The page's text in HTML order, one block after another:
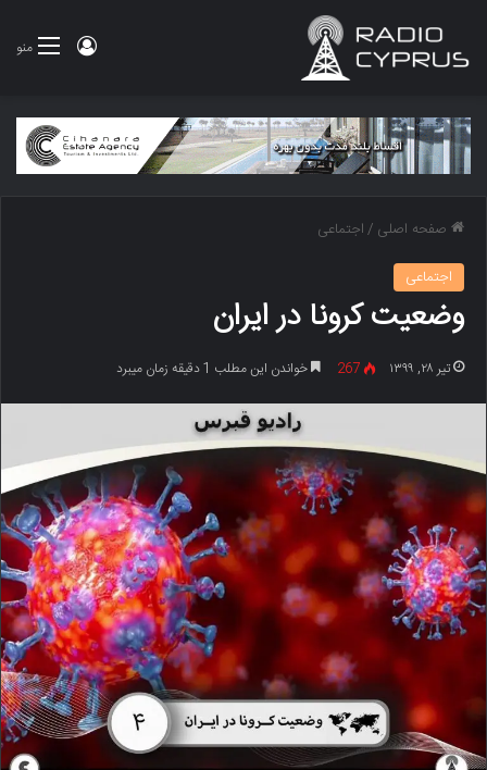
منو ورود
صفحه اصلی /اجتماعی
اجتماعی
وضعیت کرونا در ایران
تیر ۲۸, ۱۳۹۹ 267 خواندن این مطلب 1 دقیقه زمان میبرد